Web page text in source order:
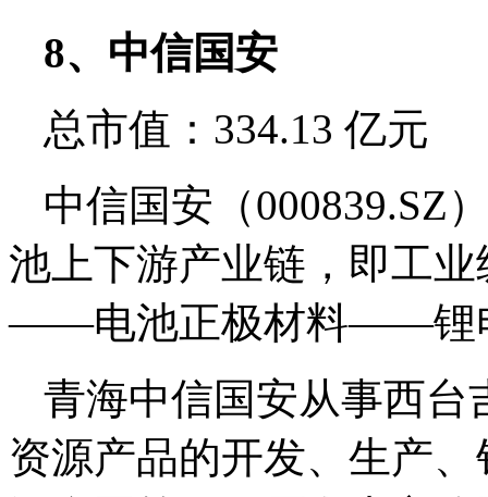
8、中信国安
总市值：334.13 亿元
中信国安（000839.SZ
池上下游产业链，即工
——电池正极材料——锂
青海中信国安从事西台
资源产品的开发、生产